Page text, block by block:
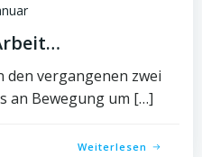
den vergangenen zwei
an Bewegung um […]
Weiterlesen